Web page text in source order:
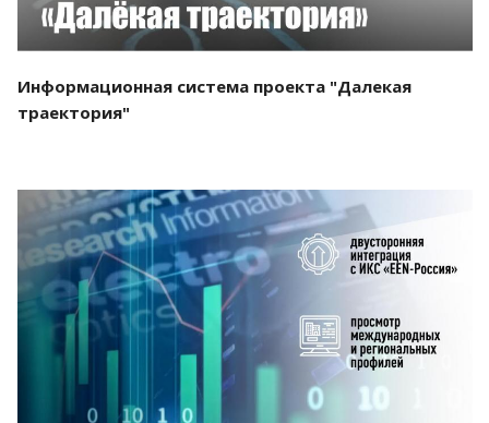
Информационная система проекта "Далекая
траектория"
Смотреть проект